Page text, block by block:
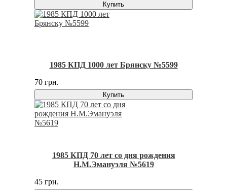
Купить
1985 КПД 1000 лет Брянску №5599
70 грн.
Купить
1985 КПД 70 лет со дня рождения
Н.М.Эмануэля №5619
45 грн.